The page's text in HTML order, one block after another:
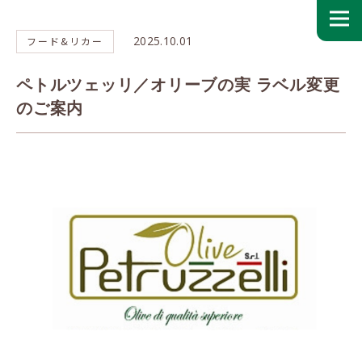
フード&リカー 2025.10.01
ペトルツェッリ／オリーブの実 ラベル変更
のご案内